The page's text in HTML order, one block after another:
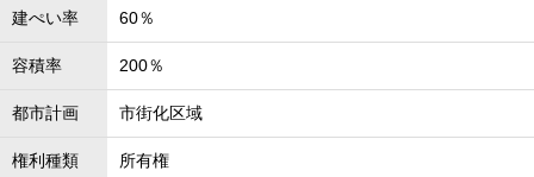
建ぺい率 60％
容積率 200％
都市計画 市街化区域
権利種類 所有権